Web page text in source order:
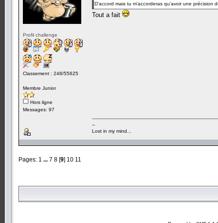
Profil challenge
Classement : 248/55625
Membre Junior
Hors ligne
Messages: 97
D'accord mais tu m'accorderas qu'avoir une
Tout a fait
--
Lost in my mind...
Pages: 1 ... 7 8 [9] 10 11